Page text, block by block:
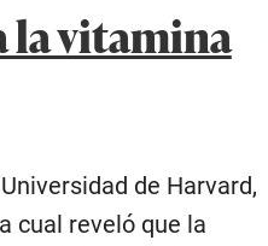
la vitamina
de Harvard,
cual reveló que la